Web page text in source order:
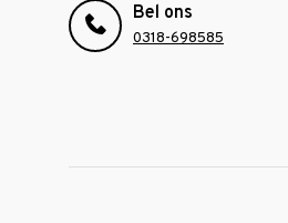
Bel ons
0318-698585